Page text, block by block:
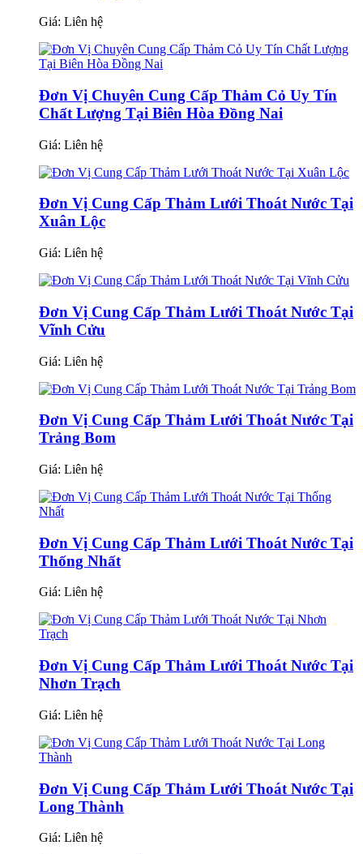
Giá: Liên hệ
Đơn Vị Chuyên Cung Cấp Thảm Cỏ Uy Tín
Chất Lượng Tại Biên Hòa Đồng Nai
Giá: Liên hệ
Đơn Vị Cung Cấp Thảm Lưới Thoát Nước Tại
Xuân Lộc
Giá: Liên hệ
Đơn Vị Cung Cấp Thảm Lưới Thoát Nước Tại
Vĩnh Cửu
Giá: Liên hệ
Đơn Vị Cung Cấp Thảm Lưới Thoát Nước Tại
Trảng Bom
Giá: Liên hệ
Đơn Vị Cung Cấp Thảm Lưới Thoát Nước Tại
Thống Nhất
Giá: Liên hệ
Đơn Vị Cung Cấp Thảm Lưới Thoát Nước Tại
Nhơn Trạch
Giá: Liên hệ
Đơn Vị Cung Cấp Thảm Lưới Thoát Nước Tại
Long Thành
Giá: Liên hệ